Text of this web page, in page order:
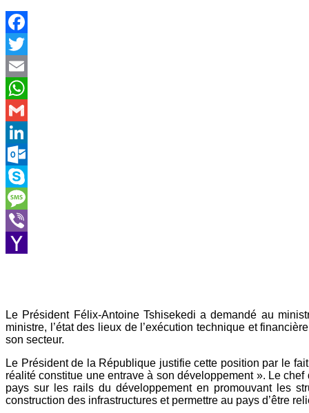
Facebook
Twitter
Email
WhatsApp
Gmail
LinkedIn
Outlook.com
Skype
Message
Viber
Le Président Félix-Antoine Tshisekedi a demandé au
ministre, l’état des lieux de l’exécution technique et
son secteur.
Le Président de la République justifie cette position par le
réalité constitue une entrave à son développement ». Le
pays sur les rails du développement en promouvant les
construction des infrastructures et permettre au pays d’être